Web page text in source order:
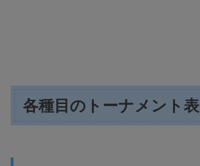
各種目のトーナメント表